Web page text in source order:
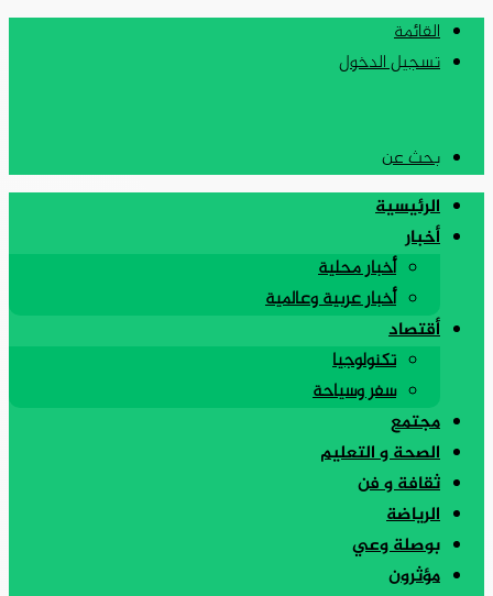
القائمة
تسجيل الدخول
بحث عن
الرئيسية
أخبار
أخبار محلية
أخبار عربية وعالمية
أقتصاد
تكنولوجيا
سفر وسياحة
مجتمع
الصحة و التعليم
ثقافة و فن
الرياضة
بوصلة وعي
مؤثرون